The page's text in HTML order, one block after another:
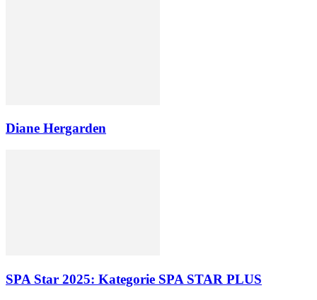
Diane Hergarden
SPA Star 2025: Kategorie SPA STAR PLUS